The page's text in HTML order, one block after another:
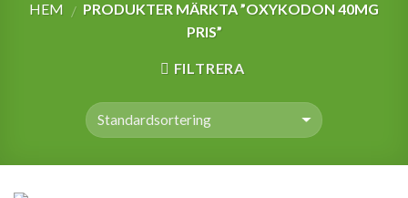
HEM / PRODUKTER MÄRKTA ”OXYKODON 40MG
PRIS”
FILTRERA